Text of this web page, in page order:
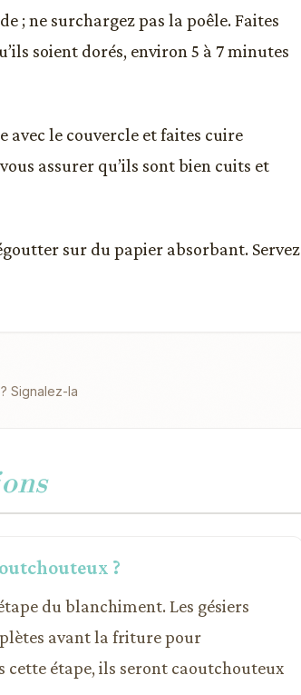
; ne surchargez pas la poêle. Faites
soient dorés, environ 5 à 7 minutes
avec le couvercle et faites cuire
assurer qu’ils sont bien cuits et
sur du papier absorbant. Servez
Signalez-la
?
du blanchiment. Les gésiers
avant la friture pour
cette étape, ils seront caoutchouteux